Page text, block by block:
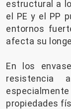
estructural a
el PE y el PP
entornos
afecta su
En los
propiedades